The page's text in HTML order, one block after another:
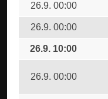
26.9. 00:00
26.9. 00:00
26.9. 10:00
26.9. 00:00